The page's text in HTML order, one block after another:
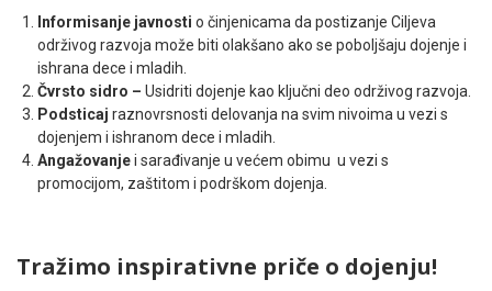
Informisanje javnosti o činjenicama da postizanje Ciljeva
održivog razvoja može biti olakšano ako se poboljšaju dojenje i
ishrana dece i mladih.
Čvrsto sidro – Usidriti dojenje kao ključni deo održivog razvoja.
Podsticaj raznovrsnosti delovanja na svim nivoima u vezi s
dojenjem i ishranom dece i mladih.
Angažovanjei sarađivanje u većem obimu u vezi s
promocijom, zaštitom i podrškom dojenja.
Tražimo inspirativne priče o dojenju!